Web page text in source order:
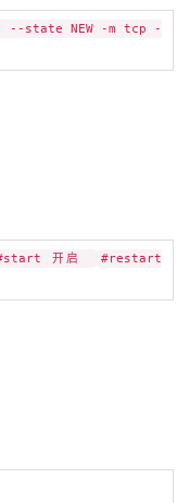
--state NEW -m tcp -
开启
#restart